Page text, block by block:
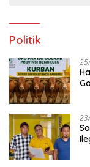
Politik